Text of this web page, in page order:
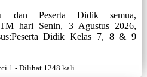
dan Peserta Didik semua,
hari Senin, 3 Agustus 2026,
Didik Kelas 7, 8 & 9
1 - Dilihat 1248 kali